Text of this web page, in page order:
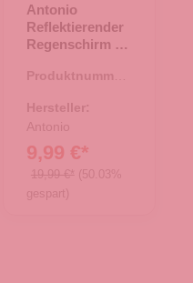
Antonio
Reflektierender
Regenschirm -
Produktnummer:
Hersteller:
Antonio
9,99 €*
19,99 €* (50.03%
gespart)